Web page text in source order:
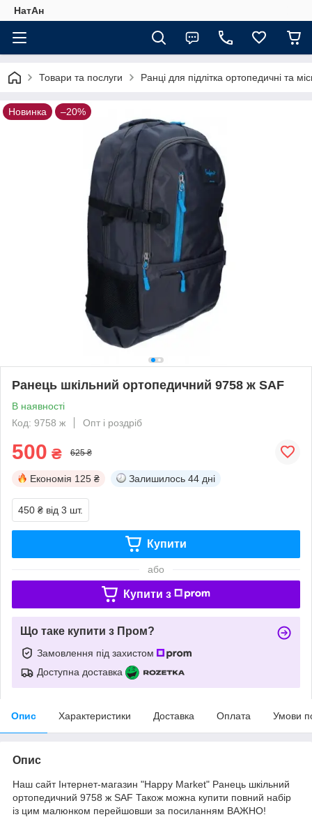
НатАн
Товари та послуги Ранці для підлітка ортопедичні та
Новинка –20%
Ранець шкільний ортопедичний 9758 ж SAF
В наявності
Код: 9758 ж
Опт і роздріб
500 ₴ 625 ₴
Економія 125 ₴ Залишилось 44 дні
450 ₴ від 3 шт.
Купити
або
Купити з
Що таке купити з Пром?
Замовлення під захистом
Доступна доставка
Опис Характеристики Доставка Оплата Умови
Опис
Наш сайт Інтернет-магазин "Happy Market" Ранець шкільний
ортопедичний 9758 ж SAF Також можна купити повний набір
із цим малюнком перейшовши за посиланням ВАЖНО!